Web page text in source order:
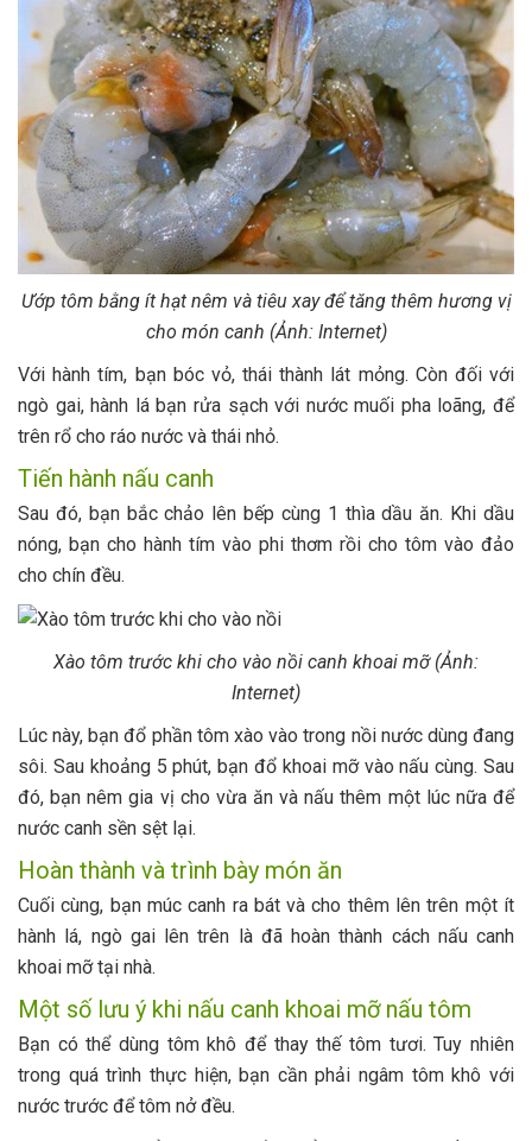
Ướp tôm bằng ít hạt nêm và tiêu xay để tăng thêm hương vị
cho món canh (Ảnh: Internet)
Với hành tím, bạn bóc vỏ, thái thành lát mỏng. Còn đối với
ngò gai, hành lá bạn rửa sạch với nước muối pha loãng, để
trên rổ cho ráo nước và thái nhỏ.
Tiến hành nấu canh
Sau đó, bạn bắc chảo lên bếp cùng 1 thìa dầu ăn. Khi dầu
nóng, bạn cho hành tím vào phi thơm rồi cho tôm vào đảo
cho chín đều.
Xào tôm trước khi cho vào nồi canh khoai mỡ (Ảnh:
Internet)
Lúc này, bạn đổ phần tôm xào vào trong nồi nước dùng đang
sôi. Sau khoảng 5 phút, bạn đổ khoai mỡ vào nấu cùng. Sau
đó, bạn nêm gia vị cho vừa ăn và nấu thêm một lúc nữa để
nước canh sền sệt lại.
Hoàn thành và trình bày món ăn
Cuối cùng, bạn múc canh ra bát và cho thêm lên trên một ít
hành lá, ngò gai lên trên là đã hoàn thành cách nấu canh
khoai mỡ tại nhà.
Một số lưu ý khi nấu canh khoai mỡ nấu tôm
Bạn có thể dùng tôm khô để thay thế tôm tươi. Tuy nhiên
trong quá trình thực hiện, bạn cần phải ngâm tôm khô với
nước trước để tôm nở đều.